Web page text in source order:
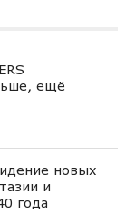
ещё
новых
и
года